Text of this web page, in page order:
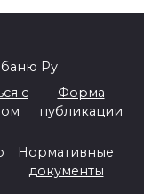
баню Ру
с
Форма
публикации
Нормативные
документы